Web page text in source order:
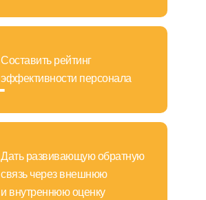
Дать развивающую обратную
связь через внешнюю
и внутреннюю оценку
Составить рейтинг
эффективности персонала